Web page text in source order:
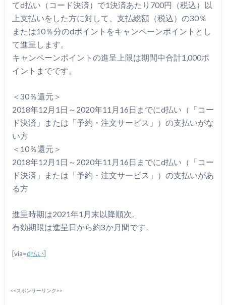
てd払い（コード決済）で1決済あたり700円（税込）以
上支払いをした方に対して、支払総額（税込）の30％
または10％分のdポイントをキャンペーンポイントとし
て進呈します。
キャンペーンポイントの進呈上限は期間中合計1,000ポ
イントまでです。
＜30％還元＞
2018年12月1日～2020年11月16日までにd払い（「コー
ド決済」または「予約・注文サービス」）の支払いがな
い方
＜10％還元＞
2018年12月1日～2020年11月16日までにd払い（「コー
ド決済」または「予約・注文サービス」）の支払いがあ
る方
進呈時期は2021年1月末以降順次。
有効期限は進呈日から約3か月間です。
[via=d払い]
<<スポンサーリンク>>